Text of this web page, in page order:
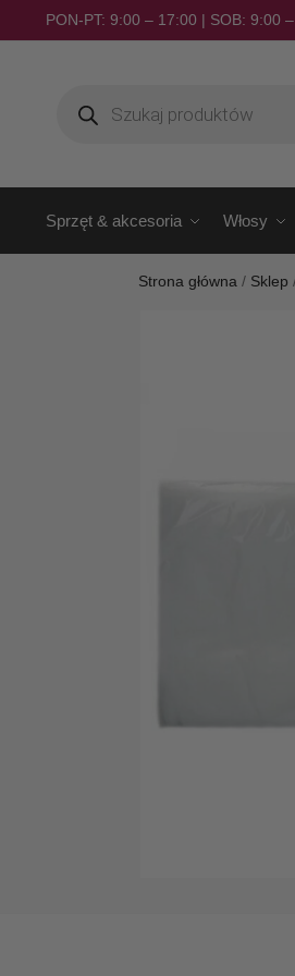
PON-PT: 9:00 – 17:00 | SOB: 9:00
Sprzęt & akcesoria Włosy
Strona główna / Sklep